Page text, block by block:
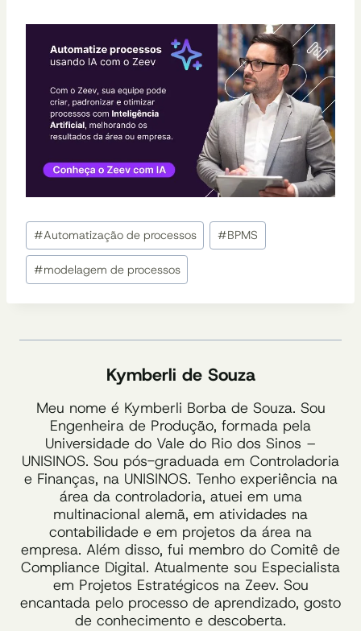
Tags
do
Post:
#Automatização de processos #BPMS
#modelagem de processos
Kymberli de Souza
Meu nome é Kymberli Borba de Souza. Sou
Engenheira de Produção, formada pela
Universidade do Vale do Rio dos Sinos –
UNISINOS. Sou pós-graduada em Controladoria
e Finanças, na UNISINOS. Tenho experiência na
área da controladoria, atuei em uma
multinacional alemã, em atividades na
contabilidade e em projetos da área na
empresa. Além disso, fui membro do Comitê de
Compliance Digital. Atualmente sou Especialista
em Projetos Estratégicos na Zeev. Sou
encantada pelo processo de aprendizado, gosto
de conhecimento e descoberta.